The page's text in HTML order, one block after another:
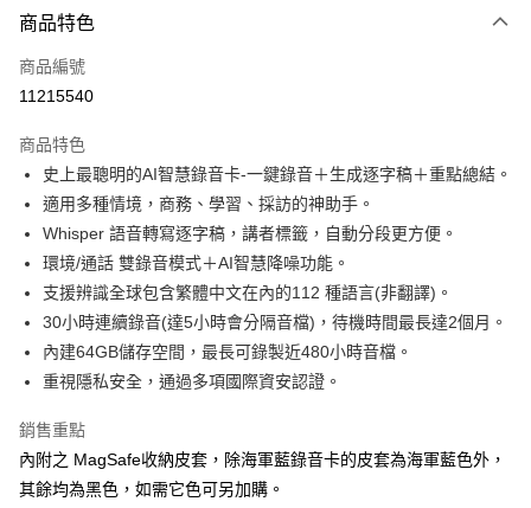
全家線上支付
運送方式
本島宅配-活動商品
免運費
離島宅配-常溫商品
免運費
商品特色
商品編號
11215540
商品特色
史上最聰明的AI智慧錄音卡-一鍵錄音＋生成逐字稿＋重點總結。
適用多種情境，商務、學習、採訪的神助手。
Whisper 語音轉寫逐字稿，講者標籤，自動分段更方便。
環境/通話 雙錄音模式＋AI智慧降噪功能。
支援辨識全球包含繁體中文在內的112 種語言(非翻譯)。
30小時連續錄音(達5小時會分隔音檔)，待機時間最長達2個月。
內建64GB儲存空間，最長可錄製近480小時音檔。
重視隱私安全，通過多項國際資安認證。
銷售重點
內附之 MagSafe收納皮套，除海軍藍錄音卡的皮套為海軍藍色外，
其餘均為黑色，如需它色可另加購。